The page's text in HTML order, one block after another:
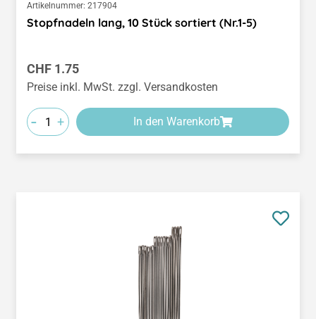
Artikelnummer: 217904
Stopfnadeln lang, 10 Stück sortiert (Nr.1-5)
Regulärer Preis:
CHF 1.75
Preise inkl. MwSt. zzgl. Versandkosten
- + In den Warenkorb